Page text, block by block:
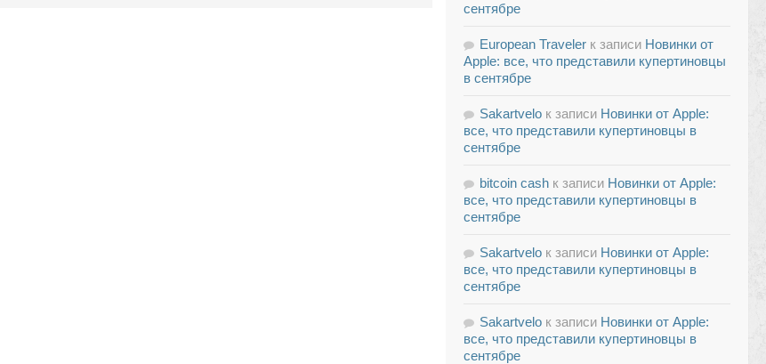
сентябре
European Traveler к записи Новинки от
Apple: все, что представили купертиновцы
в сентябре
Sakartvelo к записи Новинки от Apple:
все, что представили купертиновцы в
сентябре
bitcoin cash к записи Новинки от Apple:
все, что представили купертиновцы в
сентябре
Sakartvelo к записи Новинки от Apple:
все, что представили купертиновцы в
сентябре
Sakartvelo к записи Новинки от Apple:
все, что представили купертиновцы в
сентябре